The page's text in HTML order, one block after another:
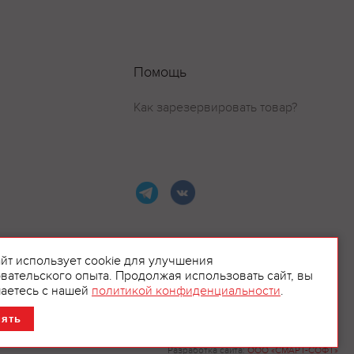
Разработка сайта:ООО «СМАРТ-СОФТ»
Помощь
Как зарезервировать товар?
использует cookie для улучшения
опыта. Продолжая использовать сайт, вы
с нашей политикой конфиденциальности.